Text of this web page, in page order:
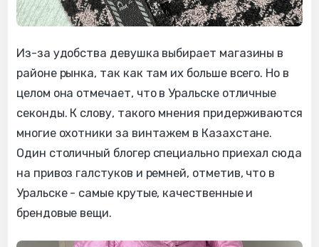
Из-за удобства девушка выбирает магазины в
районе рынка, так как там их больше всего. Но в
целом она отмечает, что в Уральске отличные
секонды. К слову, такого мнения придерживаются
многие охотники за винтажем в Казахстане.
Один столичный блогер специально приехал сюда
на привоз галстуков и ремней, отметив, что в
Уральске - самые крутые, качественные и
брендовые вещи.